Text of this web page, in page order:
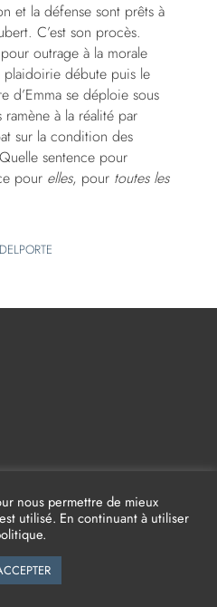
et la défense sont prêts à
C’est son procès.
outrage à la morale
débute puis le
d’Emma se déploie sous
à la réalité par
sur la condition des
sentence pour
pour elles, pour toutes les
nous permettre de mieux
utilisé. En continuant à utiliser